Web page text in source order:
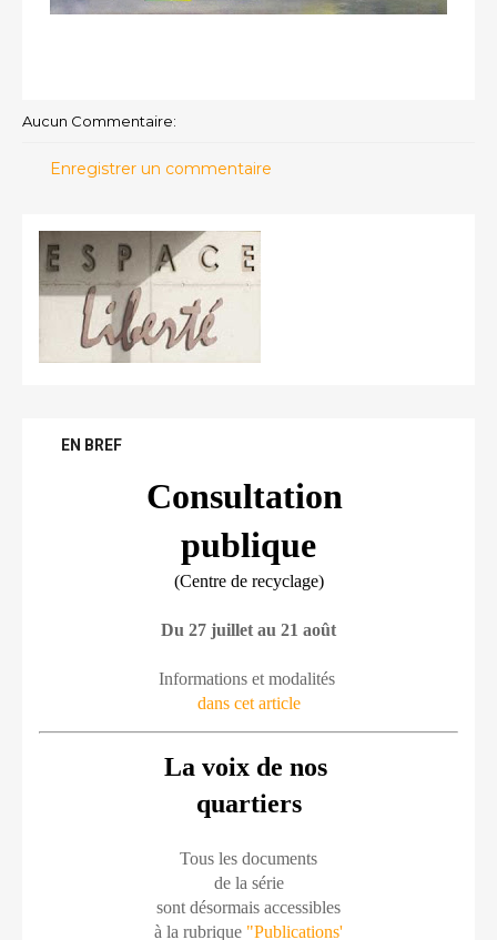
Aucun Commentaire:
Enregistrer un commentaire
EN BREF
Consultation
publique
(Centre de recyclage)
Du 27 juillet au 21 août
Informations et modalités
dans cet article
La voix de nos
quartiers
Tous les documents
de la série
sont désormais accessibles
à la rubrique "Publications'